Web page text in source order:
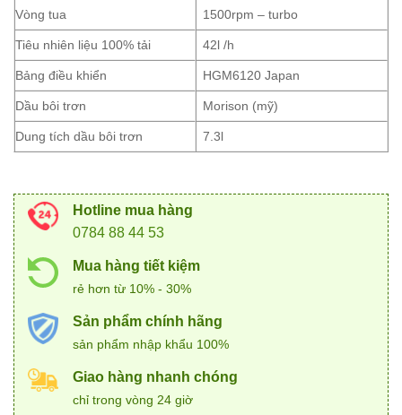
Vòng tua 1500rpm – turbo
Tiêu nhiên liệu 100% tải 42l /h
Bảng điều khiển HGM6120 Japan
Dầu bôi trơn Morison (mỹ)
Dung tích dầu bôi trơn 7.3l
Hotline mua hàng
0784 88 44 53
Mua hàng tiết kiệm
rẻ hơn từ 10% - 30%
Sản phẩm chính hãng
sản phẩm nhập khẩu 100%
Giao hàng nhanh chóng
chỉ trong vòng 24 giờ